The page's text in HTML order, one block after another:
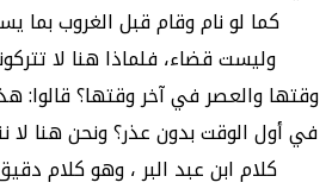
كما لو نام وقام قبل الغروب بما
وليست قضاء، فلماذا هنا لا
وقتها والعصر في آخر وقتها؟ قالوا:
في أول الوقت بدون عذر؟ ونحن هنا لا
كلام ابن عبد البر ، وهو كلام